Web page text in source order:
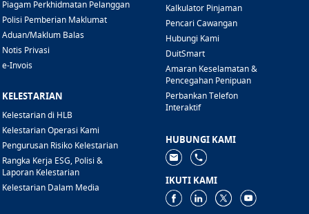
Piagam Perkhidmatan Pelanggan
Polisi Pemberian Maklumat
Aduan/Maklum Balas
Notis Privasi
e-Invois
KELESTARIAN
Kelestarian di HLB
Kelestarian Operasi Kami
Pengurusan Risiko Kelestarian
Rangka Kerja ESG, Polisi &
Laporan Kelestarian
Kelestarian Dalam Media
Kalkulator Pinjaman
Pencari Cawangan
Hubungi Kami
DuitSmart
Amaran Keselamatan &
Pencegahan Penipuan
Perbankan Telefon
Interaktif
HUBUNGI KAMI
IKUTI KAMI